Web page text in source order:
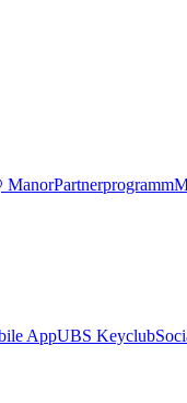
ManorPartnerprogramm
AppUBS Keyclub